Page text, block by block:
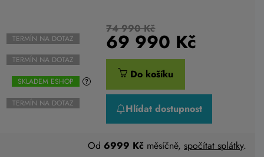
TERMÍN NA DOTAZ
TERMÍN NA DOTAZ
SKLADEM ESHOP
TERMÍN NA DOTAZ
74 990 Kč
69 990 Kč
Do košíku
Hlídat dostupnost
Od 6999 Kč měsíčně, spočítat splátky.